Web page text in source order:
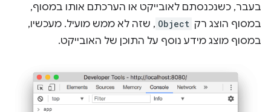
בעבר, כשנכנסתם לאובייקט או הערכתם אותו במסוף,
במסוף הוצג רק Object , שזה לא ממש מועיל. מעכשיו,
במסוף מוצג מידע נוסף על התוכן של האובייקט.